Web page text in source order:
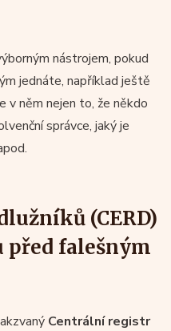
nástrojem, pokud
jednáte, například ještě
v něm nejen to, že někdo
správce, jaký je
(CERD)
před falešným
Centrální registr